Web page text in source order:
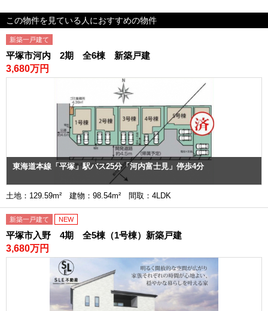
この物件を見ている人におすすめの物件
新築一戸建て
平塚市河内 2期 全6棟 新築戸建
3,680万円
東海道本線「平塚」駅バス25分「河内富士見」停歩4分
土地：129.59m² 建物：98.54m² 間取：4LDK
新築一戸建て NEW
平塚市入野 4期 全5棟（1号棟）新築戸建
3,680万円